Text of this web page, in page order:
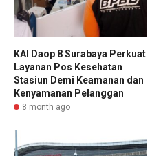
KAI Daop 8 Surabaya Perkuat
Layanan Pos Kesehatan
Stasiun Demi Keamanan dan
Kenyamanan Pelanggan
8 month ago